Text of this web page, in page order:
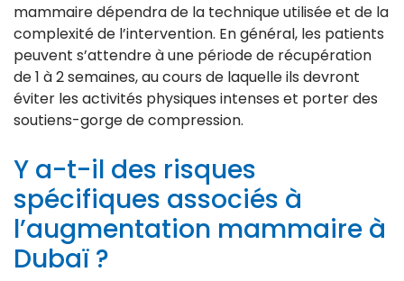
mammaire dépendra de la technique utilisée et de la
complexité de l’intervention. En général, les patients
peuvent s’attendre à une période de récupération
de 1 à 2 semaines, au cours de laquelle ils devront
éviter les activités physiques intenses et porter des
soutiens-gorge de compression.
Y a-t-il des risques
spécifiques associés à
l’augmentation mammaire à
Dubaï ?